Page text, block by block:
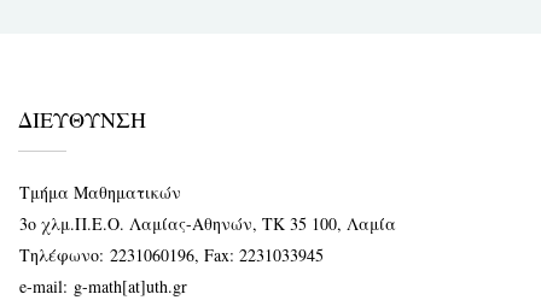
ΔΙΕΥΘΥΝΣΗ
Τμήμα Μαθηματικών
3ο χλμ.Π.Ε.Ο. Λαμίας-Αθηνών, ΤΚ 35 100, Λαμία
Τηλέφωνο: 2231060196, Fax: 2231033945
e-mail: g-math[at]uth.gr